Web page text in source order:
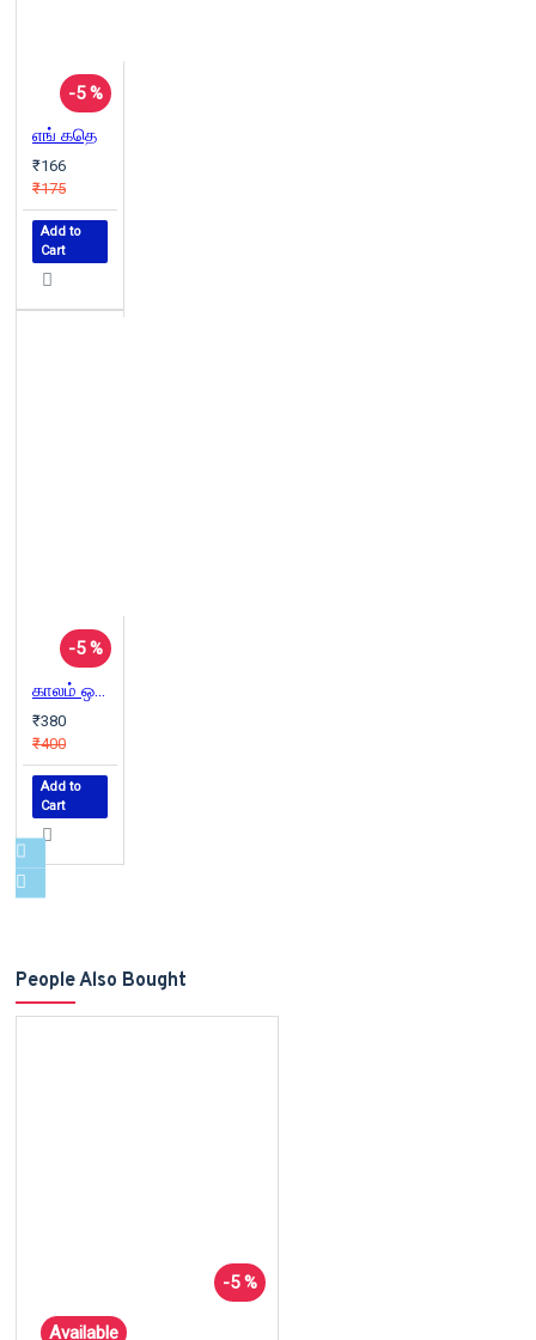
-5 %
எங் கதெ
₹166
₹175
Add to
Cart
-5 %
காலம் ஒரு வரலாற்றுச் சுருக்கம் | A Brief History Of Time
₹380
₹400
Add to
Cart
People Also Bought
-5 %
Available